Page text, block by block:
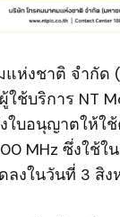
ห่งชาติ จำกัด
ใช้บริการ NT
ใบอนุญาตให้ใ
MHz ซึ่งใช้ใ
ลงในวันที่ 3 สิ